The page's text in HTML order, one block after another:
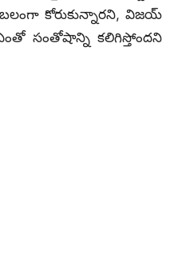
కోరుకున్నారని, విజయ్
సంతోషాన్ని కలిగిస్తోందని